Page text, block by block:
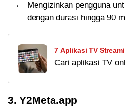
Mengizinkan pengguna
dengan durasi hingga 90
7 Aplikasi TV
Android, Legal dan
Cari aplikasi TV
streaming bola
3. Y2Meta.app